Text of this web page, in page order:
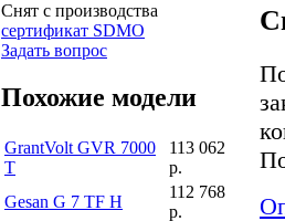
Снят с производства
сертификат SDMO
Задать вопрос
Похожие модели
GrantVolt GVR 7000
T
113 062
р.
Gesan G 7 TF H
112 768
р.